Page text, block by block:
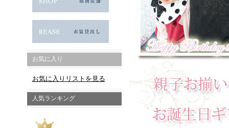
お気に入り
お気に入りリストを見る
人気ランキング